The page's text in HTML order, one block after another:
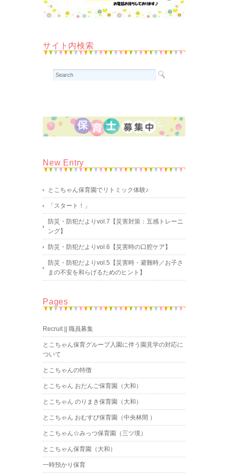
サイト内検索
New Entry
とこちゃん保育園でリトミック体験♪
「スタート！」
防災・防犯だよりvol.7【災害対策：五感トレーニ
ング】
防災・防犯だよりvol.6【災害時の口腔ケア】
防災・防犯だよりvol.5【災害時・避難時／お子さ
まの不安を和らげるためのヒント】
Pages
Recruit || 職員募集
とこちゃん保育グループ入園に伴う園見学の対応に
ついて
とこちゃんの特徴
とこちゃん おだんご保育園（大和）
とこちゃん のりまき保育園（大和）
とこちゃん おむすび保育園（中央林間 ）
とこちゃん☆みっつ保育園（三ツ境）
とこちゃん保育園（大和）
一時預かり保育